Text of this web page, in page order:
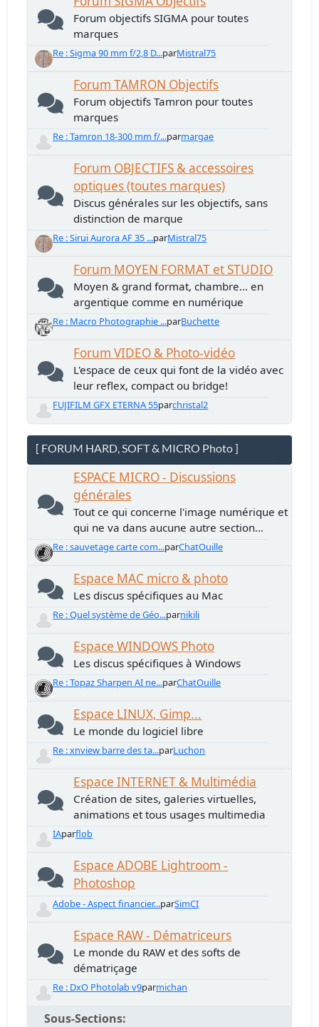
Forum objectifs SIGMA pour toutes
marques
Re : Sigma 90 mm f/2,8 D...parMistral75
Forum TAMRON Objectifs
Forum objectifs Tamron pour toutes
marques
Re : Tamron 18-300 mm f/...parmargae
Forum OBJECTIFS & accessoires
optiques (toutes marques)
Discus générales sur les objectifs, sans
distinction de marque
Re : Sirui Aurora AF 35 ...parMistral75
Forum MOYEN FORMAT et STUDIO
Moyen & grand format, chambre... en
argentique comme en numérique
Re : Macro Photographie ...parBuchette
Forum VIDEO & Photo-vidéo
L'espace de ceux qui font de la vidéo avec
leur reflex, compact ou bridge!
FUJIFILM GFX ETERNA 55parchristal2
[ FORUM HARD, SOFT & MICRO Photo ]
ESPACE MICRO - Discussions
générales
Tout ce qui concerne l'image numérique et
qui ne va dans aucune autre section...
Re : sauvetage carte com...parChatOuille
Espace MAC micro & photo
Les discus spécifiques au Mac
Re : Quel système de Géo...parnikili
Espace WINDOWS Photo
Les discus spécifiques à Windows
Re : Topaz Sharpen AI ne...parChatOuille
Espace LINUX, Gimp...
Le monde du logiciel libre
Re : xnview barre des ta...parLuchon
Espace INTERNET & Multimédia
Création de sites, galeries virtuelles,
animations et tous usages multimedia
IAparflob
Espace ADOBE Lightroom -
Photoshop
Adobe - Aspect financier...parSimCI
Espace RAW - Dématriceurs
Le monde du RAW et des softs de
dématriçage
Re : DxO Photolab v9parmichan
Sous-Sections